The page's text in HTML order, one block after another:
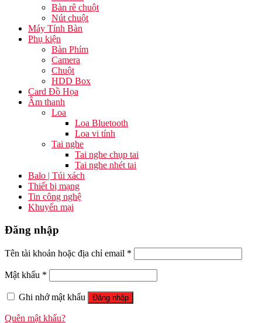
Bàn rê chuột
Nút chuột
Máy Tính Bàn
Phụ kiện
Bàn Phím
Camera
Chuột
HDD Box
Card Đồ Họa
Âm thanh
Loa
Loa Bluetooth
Loa vi tính
Tai nghe
Tai nghe chụp tai
Tai nghe nhét tai
Balo | Túi xách
Thiết bị mạng
Tin công nghệ
Khuyến mại
Đăng nhập
Tên tài khoản hoặc địa chỉ email *
Mật khẩu *
Ghi nhớ mật khẩu Đăng nhập
Quên mật khẩu?